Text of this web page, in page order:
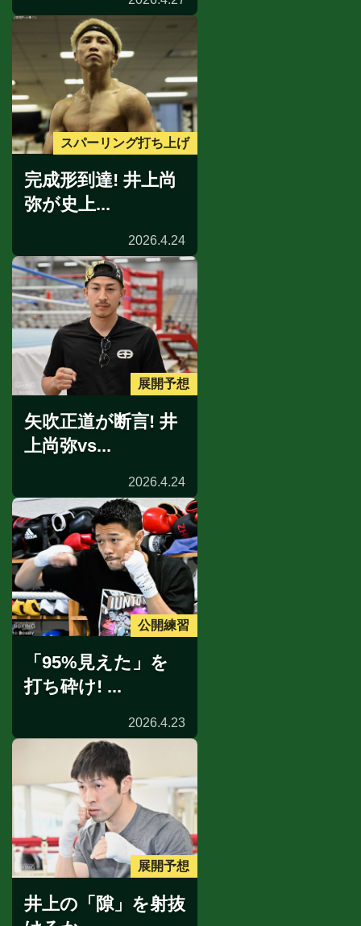
スパーリング打ち上げ
完成形到達! 井上尚
弥が史上...
2026.4.24
展開予想
矢吹正道が断言! 井
上尚弥vs...
2026.4.24
公開練習
「95%見えた」を
打ち砕け! ...
2026.4.23
展開予想
井上の「隙」を射抜